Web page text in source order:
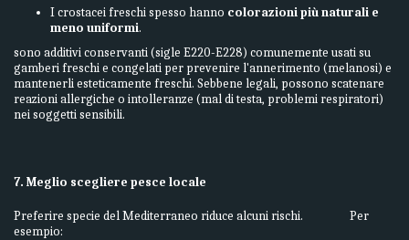
I crostacei freschi spesso hanno colorazioni più naturali e
meno uniformi.
sono additivi conservanti (sigle E220-E228) comunemente usati su
gamberi freschi e congelati per prevenire l'annerimento (melanosi) e
mantenerli esteticamente freschi. Sebbene legali, possono scatenare
reazioni allergiche o intolleranze (mal di testa, problemi respiratori)
nei soggetti sensibili.
7. Meglio scegliere pesce locale
Preferire specie del Mediterraneo riduce alcuni rischi. Per
esempio: